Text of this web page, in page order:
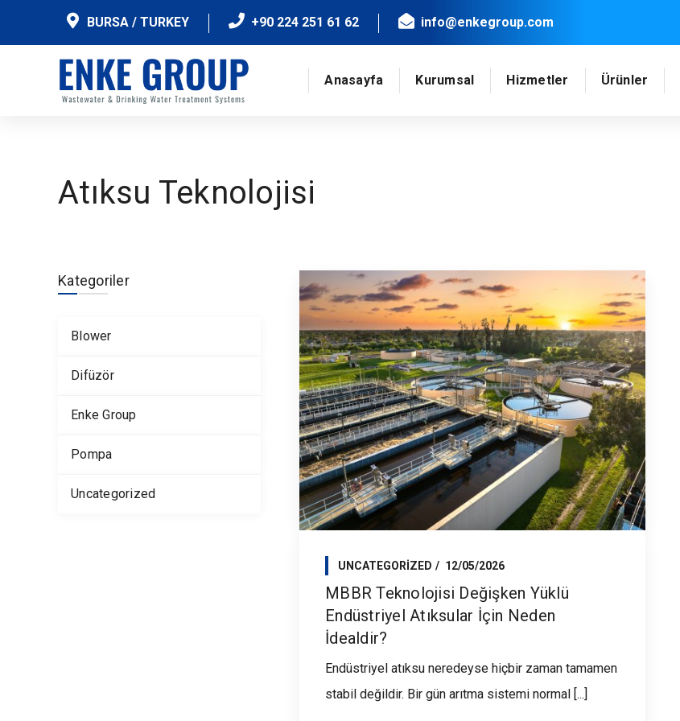
BURSA / TURKEY +90 224 251 61 62 info@enkegroup.com
Anasayfa Kurumsal Hizmetler Ürünler
Atıksu Teknolojisi
Kategoriler
Blower
Difüzör
Enke Group
Pompa
Uncategorized
UNCATEGORIZED 12/05/2026
MBBR Teknolojisi Değişken Yüklü
Endüstriyel Atıksular İçin Neden
İdealdir?
Endüstriyel atıksu neredeyse hiçbir zaman tamamen
stabil değildir. Bir gün arıtma sistemi normal [...]